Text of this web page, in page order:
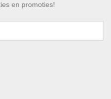
en promoties!